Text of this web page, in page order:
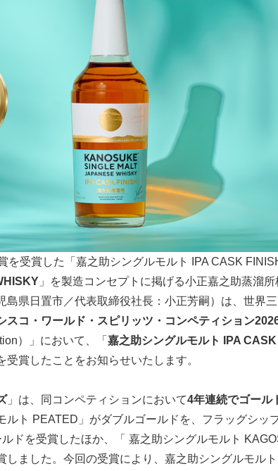
を受賞した「嘉之助シングルモルト IPA CASK
」を製造コンセプトに掲げる小正嘉之助蒸溜
島県日置市／代表取締役社長：小正芳嗣）は、世界
スコ・ワールド・スピリッツ・コンペティション
）」において、「 嘉之助シングルモルト IPA CASK
受賞したことをお知らせいたします。
」は、同コンペティションにおいて4年連続でゴール
ルト PEATED」がダブルゴールドを、フラッグシッ
ドを受賞したほか、「 嘉之助シングルモルト
しました。今回の受賞により、嘉之助シングルモル